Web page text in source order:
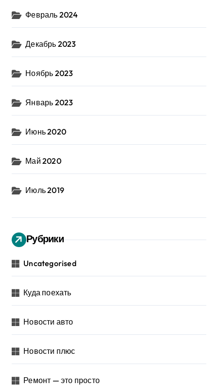
Февраль 2024
Декабрь 2023
Ноябрь 2023
Январь 2023
Июнь 2020
Май 2020
Июль 2019
Рубрики
Uncategorised
Куда поехать
Новости авто
Новости плюс
Ремонт — это просто